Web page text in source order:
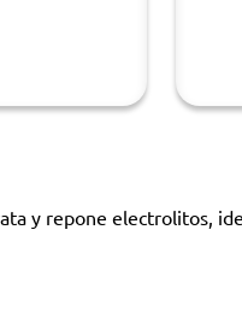
y repone electrolitos,